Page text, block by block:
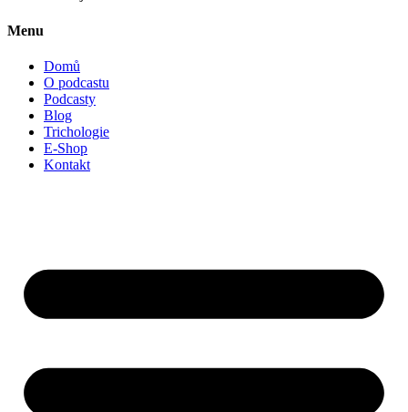
Menu
Domů
O podcastu
Podcasty
Blog
Trichologie
E-Shop
Kontakt